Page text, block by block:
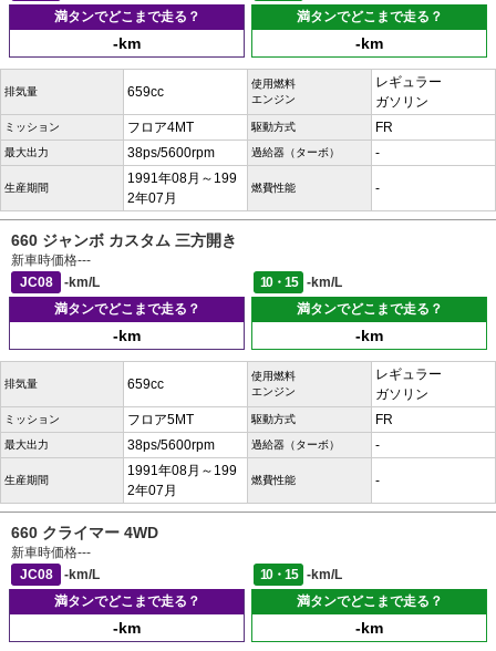
満タンでどこまで走る？
-km
満タンでどこまで走る？
-km
排気量 659cc
使用燃料
エンジン
レギュラー
ガソリン
ミッション フロア4MT 駆動方式 FR
最大出力 38ps/5600rpm 過給器（ターボ） -
生産期間
1991年08月～199
2年07月
燃費性能 -
660 ジャンボ カスタム 三方開き
新車時価格---
JC08
-km/L 10・15
-km/L
満タンでどこまで走る？
-km
満タンでどこまで走る？
-km
排気量 659cc
使用燃料
エンジン
レギュラー
ガソリン
ミッション フロア5MT 駆動方式 FR
最大出力 38ps/5600rpm 過給器（ターボ） -
生産期間
1991年08月～199
2年07月
燃費性能 -
660 クライマー 4WD
新車時価格---
JC08
-km/L 10・15
-km/L
満タンでどこまで走る？
-km
満タンでどこまで走る？
-km